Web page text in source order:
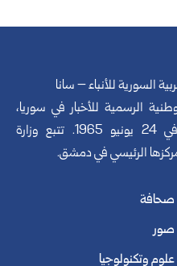
السورية للأنباء – سانا
الرسمية للأخبار في سوريا،
تأسست في 24 يونيو 1965. تتبع وزارة
الرئيسي في دمشق.
صحافة
صور
علوم وتكنولوجيا